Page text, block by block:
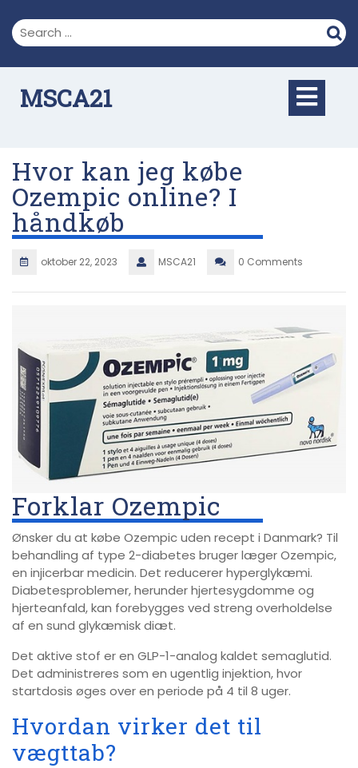
to
content
MSCA21
Hvor kan jeg købe
Ozempic online? I
håndkøb
oktober 22, 2023 MSCA21 0 Comments
Forklar Ozempic
Ønsker du at købe Ozempic uden recept i Danmark? Til
behandling af type 2-diabetes bruger læger Ozempic,
en injicerbar medicin. Det reducerer hyperglykæmi.
Diabetesproblemer, herunder hjertesygdomme og
hjerteanfald, kan forebygges ved streng overholdelse
af en sund glykæmisk diæt.
Det aktive stof er en GLP-1-analog kaldet semaglutid.
Det administreres som en ugentlig injektion, hvor
startdosis øges over en periode på 4 til 8 uger.
Hvordan virker det til
vægttab?